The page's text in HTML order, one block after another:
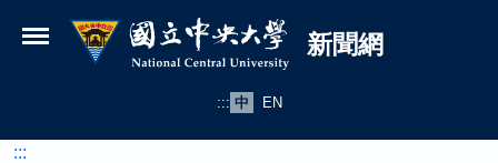
國立中央大學新聞網
新聞網
::: 中 EN
:::